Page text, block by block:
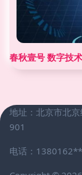
春秋壹号 数字技
地址：北京市北
901
电话：1380162**